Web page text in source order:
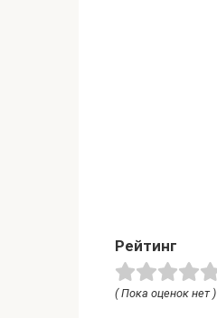
Рейтинг
( Пока оценок нет )